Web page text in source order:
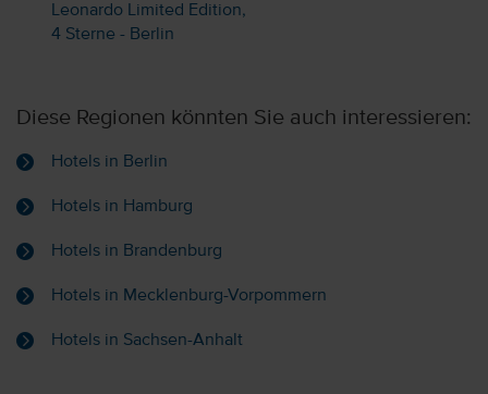
Leonardo Limited Edition,
4 Sterne - Berlin
Diese Regionen könnten Sie auch interessieren:
Hotels in Berlin
Hotels in Hamburg
Hotels in Brandenburg
Hotels in Mecklenburg-Vorpommern
Hotels in Sachsen-Anhalt